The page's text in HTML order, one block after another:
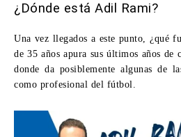
¿Dónde está Adil Rami?
Una vez llegados a este punto, ¿ qué
de 35 años apura sus últimos años de
donde da posiblemente algunas de
como profesional del fútbol.